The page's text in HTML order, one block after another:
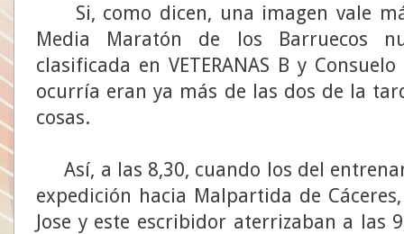
Si, como dicen, una imagen vale
Media Maratón de los Barruecos
clasificada en VETERANAS B y
ocurría eran ya más de las dos de la
cosas.
Así, a las 8,30, cuando los del
expedición hacia Malpartida de
Jose y este escribidor aterrizaban a las